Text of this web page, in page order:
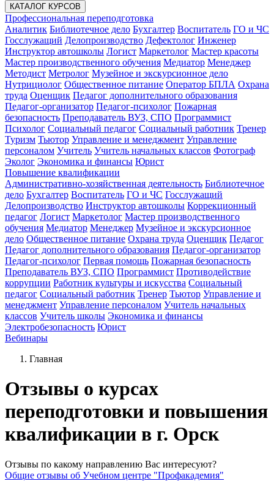
КАТАЛОГ КУРСОВ
Профессиональная переподготовка
Аналитик Библиотечное дело Бухгалтер Воспитатель ГО и ЧС
Госслужащий Делопроизводство Дефектолог Инженер
Инструктор автошколы Логист Маркетолог Мастер красоты
Мастер производственного обучения Медиатор Менеджер
Методист Метролог Музейное и экскурсионное дело
Нутрициолог Общественное питание Оператор БПЛА Охрана
труда Оценщик Педагог дополнительного образования
Педагог-организатор Педагог-психолог Пожарная
безопасность Преподаватель ВУЗ, СПО Программист
Психолог Социальный педагог Социальный работник Тренер
Туризм Тьютор Управление и менеджмент Управление
персоналом Учитель Учитель начальных классов Фотограф
Эколог Экономика и финансы Юрист
Повышение квалификации
Административно-хозяйственная деятельность Библиотечное
дело Бухгалтер Воспитатель ГО и ЧС Госслужащий
Делопроизводство Инструктор автошколы Коррекционный
педагог Логист Маркетолог Мастер производственного
обучения Медиатор Менеджер Музейное и экскурсионное
дело Общественное питание Охрана труда Оценщик Педагог
Педагог дополнительного образования Педагог-организатор
Педагог-психолог Первая помощь Пожарная безопасность
Преподаватель ВУЗ, СПО Программист Противодействие
коррупции Работник культуры и искусства Социальный
педагог Социальный работник Тренер Тьютор Управление и
менеджмент Управление персоналом Учитель начальных
классов Учитель школы Экономика и финансы
Электробезопасность Юрист
Вебинары
Главная
Отзывы о курсах
переподготовки и повышения
квалификации в г. Орск
Отзывы по какому направлению Вас интересуют?
Общие отзывы об Учебном центре "Профакадемия"